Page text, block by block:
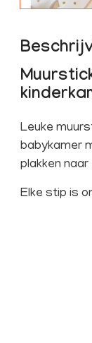
Leuke
babykamer
plakken
Elke stip is